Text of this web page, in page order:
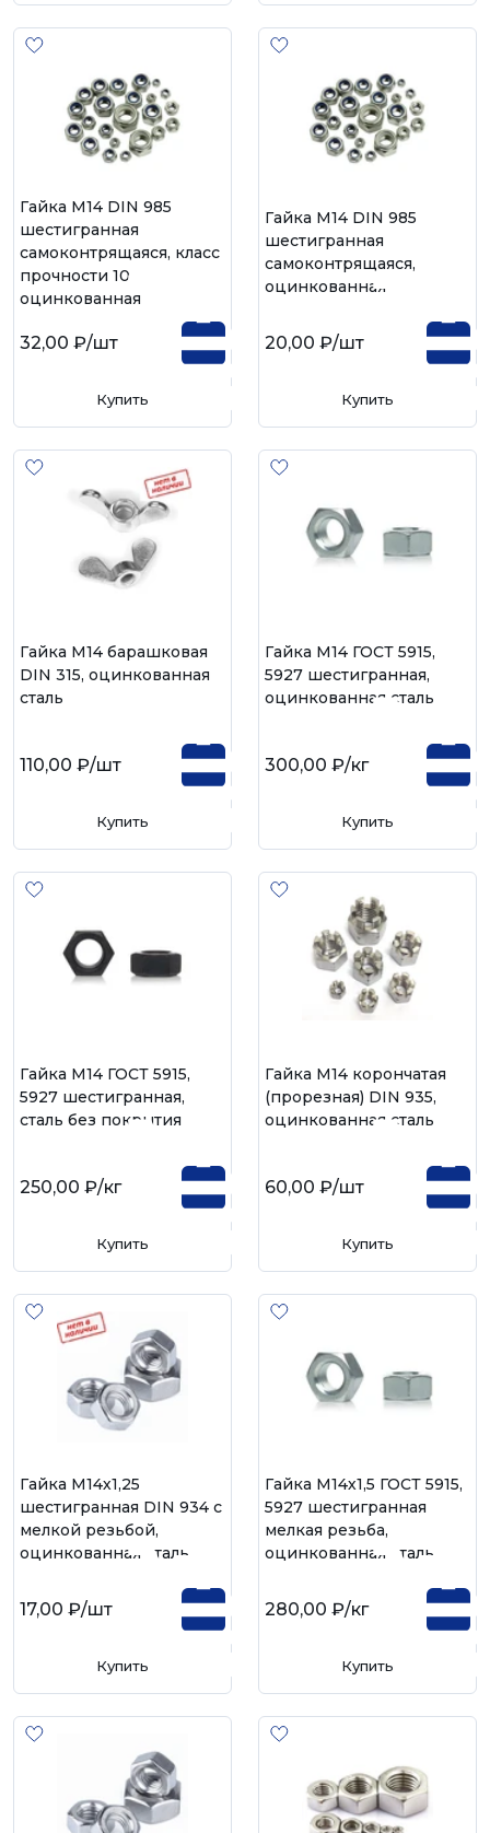
Гайка М14 DIN 985
шестигранная
самоконтрящаяся, класс
прочности 10,
оцинкованная
32,00 ₽/шт
Купить
Гайка М14 DIN 985
шестигранная
самоконтрящаяся,
оцинкованная
20,00 ₽/шт
Купить
Гайка М14 барашковая
DIN 315, оцинкованная
сталь
110,00 ₽/шт
Купить
Гайка М14 ГОСТ 5915,
5927 шестигранная,
оцинкованная сталь
300,00 ₽/кг
Купить
Гайка М14 ГОСТ 5915,
5927 шестигранная,
сталь без покрытия
250,00 ₽/кг
Купить
Гайка М14 корончатая
(прорезная) DIN 935,
оцинкованная сталь
60,00 ₽/шт
Купить
Гайка М14х1,25
шестигранная DIN 934 с
мелкой резьбой,
оцинкованная сталь
17,00 ₽/шт
Купить
Гайка М14х1,5 ГОСТ 5915,
5927 шестигранная
мелкая резьба,
оцинкованная сталь
280,00 ₽/кг
Купить